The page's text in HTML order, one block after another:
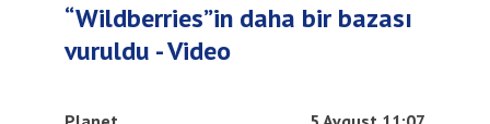
“Wildberries”in daha bir bazası
vuruldu - Video